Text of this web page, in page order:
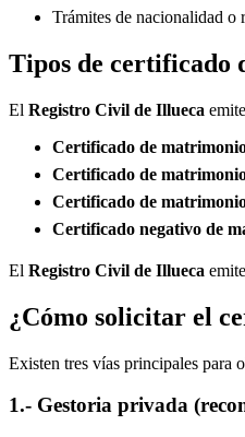
Trámites de nacionalidad o
Tipos de certificado
El Registro Civil de Illueca
Certificado de
Certificado de
Certificado de
Certificado negativo de
El Registro Civil de Illueca
¿Cómo solicitar el
Existen tres vías principales para
1.- Gestoria privada